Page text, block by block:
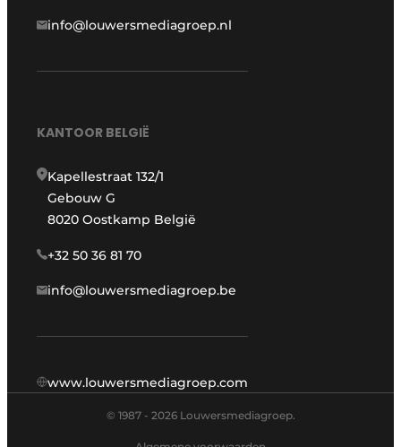
info@louwersmediagroep.nl
KANTOOR BELGIË
Kapellestraat 132/1
Gebouw G
8020 Oostkamp België
+32 50 36 81 70
info@louwersmediagroep.be
www.louwersmediagroep.com
© 1987 - 2026 Louwersmediagroep.